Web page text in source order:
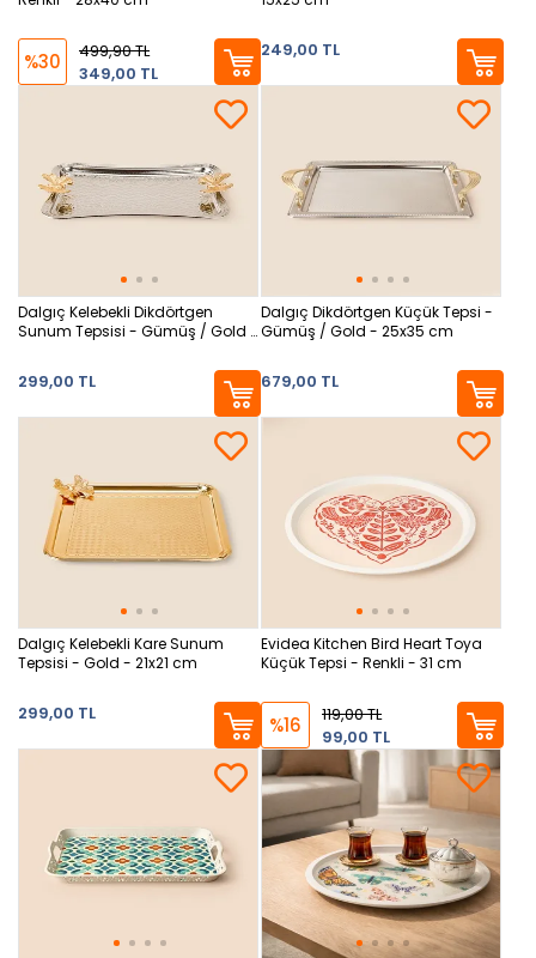
%30
499,90 TL
349,00 TL
249,00 TL
Dalgıç Kelebekli Dikdörtgen
Sunum Tepsisi - Gümüş / Gold -
299,00 TL
Dalgıç Dikdörtgen Küçük Tepsi -
Gümüş / Gold - 25x35 cm
679,00 TL
Dalgıç Kelebekli Kare Sunum
Tepsisi - Gold - 21x21 cm
299,00 TL
Evidea Kitchen Bird Heart Toya
Küçük Tepsi - Renkli - 31 cm
%16
119,00 TL
99,00 TL